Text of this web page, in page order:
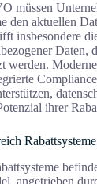
müssen
den aktuellen
insbesondere
Daten,
werden.
ihrer
Rabattsysteme
angetrieben